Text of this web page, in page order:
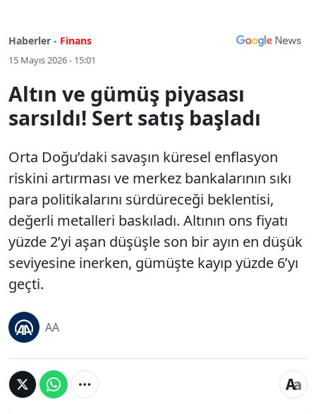
Haberler - Finans
15 Mayıs 2026 - 15:01
Altın ve gümüş piyasası
sarsıldı! Sert satış başladı
Orta Doğu’daki savaşın küresel enflasyon
riskini artırması ve merkez bankalarının sıkı
para politikalarını sürdüreceği beklentisi,
değerli metalleri baskıladı. Altının ons fiyatı
yüzde 2’yi aşan düşüşle son bir ayın en düşük
seviyesine inerken, gümüşte kayıp yüzde 6’yı
geçti.
AA